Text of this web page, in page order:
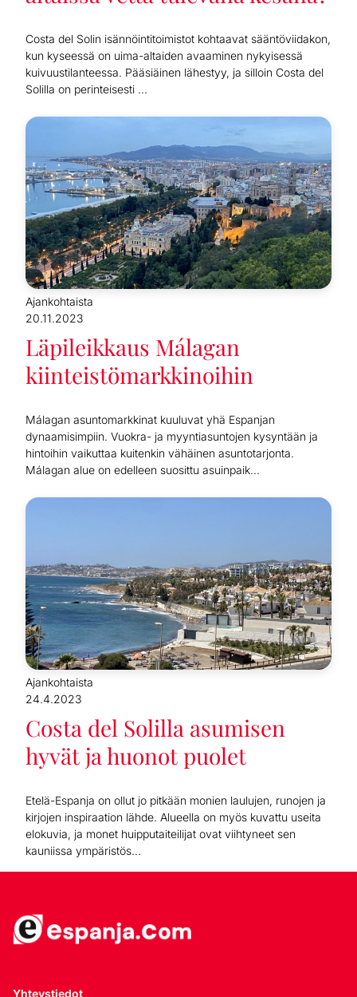
Costa del Solin isännöintitoimistot kohtaavat sääntöviidakon,
kun kyseessä on uima-altaiden avaaminen nykyisessä
kuivuustilanteessa. Pääsiäinen lähestyy, ja silloin Costa del
Solilla on perinteisesti ...
Ajankohtaista
20.11.2023
Läpileikkaus Málagan
kiinteistömarkkinoihin
Málagan asuntomarkkinat kuuluvat yhä Espanjan
dynaamisimpiin. Vuokra- ja myyntiasuntojen kysyntään ja
hintoihin vaikuttaa kuitenkin vähäinen asuntotarjonta.
Málagan alue on edelleen suosittu asuinpaik...
Ajankohtaista
24.4.2023
Costa del Solilla asumisen
hyvät ja huonot puolet
Etelä-Espanja on ollut jo pitkään monien laulujen, runojen ja
kirjojen inspiraation lähde. Alueella on myös kuvattu useita
elokuvia, ja monet huipputaiteilijat ovat viihtyneet sen
kauniissa ympäristös...
Yhteystiedot